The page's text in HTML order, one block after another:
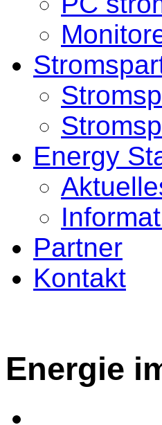
Energy
Partner
Kontakt
Energie